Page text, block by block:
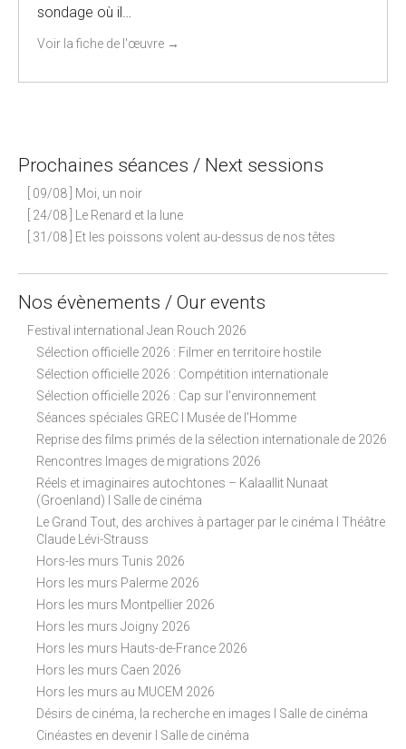
sondage où il…
Voir la fiche de l'œuvre →
Prochaines séances / Next sessions
[ 09/08 ] Moi, un noir
[ 24/08 ] Le Renard et la lune
[ 31/08 ] Et les poissons volent au-dessus de nos têtes
Nos évènements / Our events
Festival international Jean Rouch 2026
Sélection officielle 2026 : Filmer en territoire hostile
Sélection officielle 2026 : Compétition internationale
Sélection officielle 2026 : Cap sur l'environnement
Séances spéciales GREC I Musée de l'Homme
Reprise des films primés de la sélection internationale de 2026
Rencontres Images de migrations 2026
Réels et imaginaires autochtones – Kalaallit Nunaat
(Groenland) I Salle de cinéma
Le Grand Tout, des archives à partager par le cinéma I Théâtre
Claude Lévi-Strauss
Hors-les murs Tunis 2026
Hors les murs Palerme 2026
Hors les murs Montpellier 2026
Hors les murs Joigny 2026
Hors les murs Hauts-de-France 2026
Hors les murs Caen 2026
Hors les murs au MUCEM 2026
Désirs de cinéma, la recherche en images I Salle de cinéma
Cinéastes en devenir I Salle de cinéma